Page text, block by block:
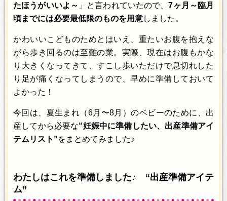
たほうがいいよ～ 」と言われていたので、7ヶ月～臨月
頃までには必要最低限のものを用意しました。
かわいいこどものためとはいえ、重たいお腹を抱えな
がら歩き回るのは至難の業。実際、現在はお腹もかな
り大きくなってきて、すこし歩いただけで息切れした
り足が痛くなってしまうので、早めに準備しておいて
よかった！
今回は、夏生まれ（6月〜8月）のベビーのために、出
産してから必要な“妊娠中に準備したい、出産準備アイ
テムリスト”をまとめてみました♪
わたしはこれを準備しました♪ “出産準備アイテ
ム”